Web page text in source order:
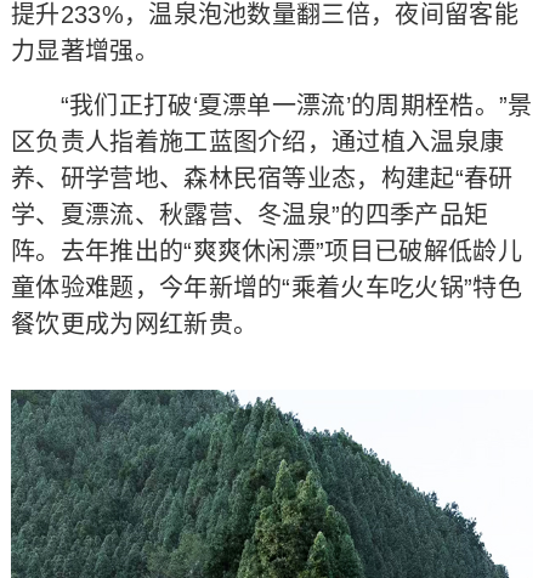
提升233%，温泉泡池数量翻三倍，夜间留客能
力显著增强。
“我们正打破‘夏漂单一漂流’的周期桎梏。”景
区负责人指着施工蓝图介绍，通过植入温泉康
养、研学营地、森林民宿等业态，构建起“春研
学、夏漂流、秋露营、冬温泉”的四季产品矩
阵。去年推出的“爽爽休闲漂”项目已破解低龄儿
童体验难题，今年新增的“乘着火车吃火锅”特色
餐饮更成为网红新贵。